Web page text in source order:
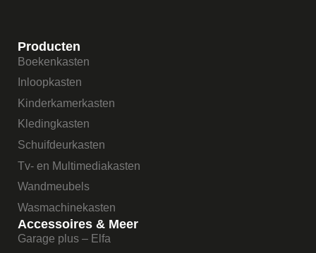
Producten
Boekenkasten
Inloopkasten
Kinderkamerkasten
Kledingkasten
Schuifdeurkasten
Tv- en Multimediakasten
Wandmeubels
Wasmachinekasten
Accessoires & Meer
Garage plus – Elfa